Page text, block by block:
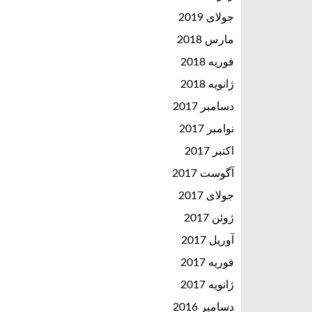
جولای 2019
مارس 2018
فوریه 2018
ژانویه 2018
دسامبر 2017
نوامبر 2017
اکتبر 2017
آگوست 2017
جولای 2017
ژوئن 2017
آوریل 2017
فوریه 2017
ژانویه 2017
دسامبر 2016